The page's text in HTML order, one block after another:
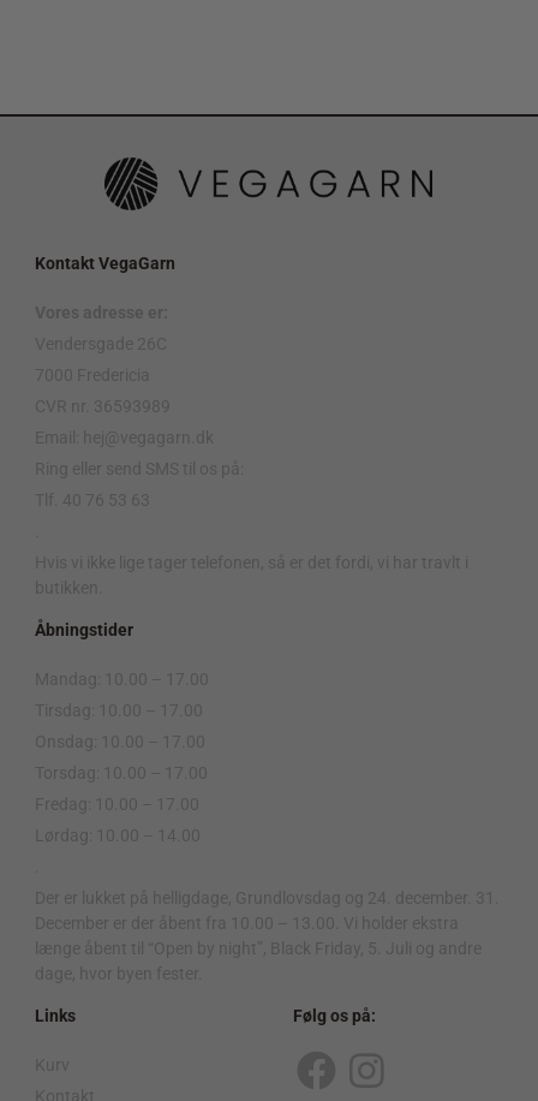
Kontakt VegaGarn
Vores adresse er:
Vendersgade 26C
7000 Fredericia
CVR nr. 36593989
Email: hej@vegagarn.dk
Ring eller send SMS til os på:
Tlf. 40 76 53 63
Hvis vi ikke lige tager telefonen, så er det fordi, vi har travlt i
butikken.
Åbningstider
Mandag: 10.00 – 17.00
Tirsdag: 10.00 – 17.00
Onsdag: 10.00 – 17.00
Torsdag: 10.00 – 17.00
Fredag: 10.00 – 17.00
Lørdag: 10.00 – 14.00
Der er lukket på helligdage, Grundlovsdag og 24. december. 31.
December er der åbent fra 10.00 – 13.00. Vi holder ekstra
længe åbent til “Open by night”, Black Friday, 5. Juli og andre
dage, hvor byen fester.
Links
Kurv
Kontakt
Følg os på:
F I